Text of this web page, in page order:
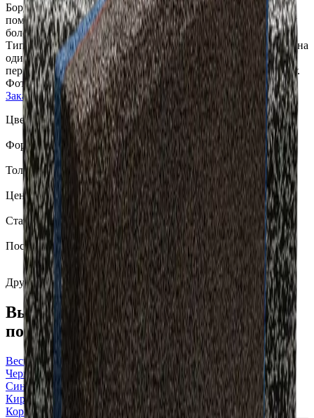
Бордюр закрывает переход между покрытием и основанием,
помогает удерживать геометрию периметра и делает кромку
более безопасной для детских и спортивных зон.
Типовой расчет для элементов длиной 500 мм: два бордюра на
один погонный метр. Для точного предложения нужны
периметр, основание, адрес объекта и требования к монтажу.
Фото товара:Бело-черный резиновый бордюр
Заказать
Цвет
Бело-черный
Формат
500x200/210x50 мм
Толщина
50 мм
Цена
по запросу
Статус
под заказ
Поставка
партиями под объект
Другие цвета
Выберите резиновый бордюр под
покрытие
Весь каталог
Черный резиновый бордюр
Синий резиновый бордюр
Кирпичный резиновый бордюр
Коричневый резиновый бордюр